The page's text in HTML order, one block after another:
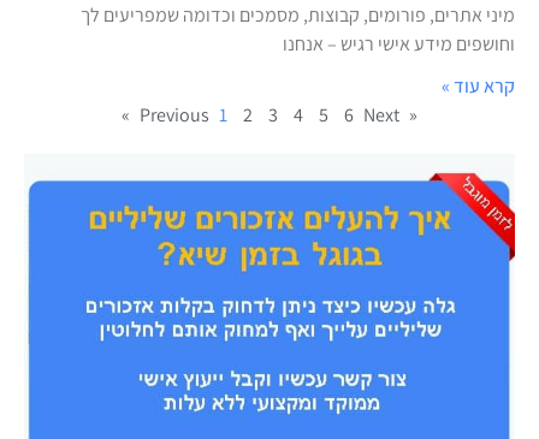
מיני אתרים, פורומים, קבוצות, מסמכים וכדומה שמפריעים לך
וחושפים מידע אישי רגיש – אנחנו
קרא עוד »
« Previous
1 2 3 4 5 6 Next »